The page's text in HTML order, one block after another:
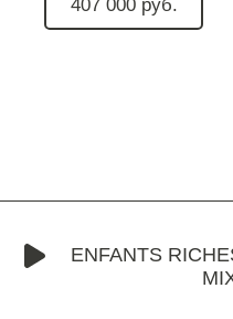
407 000 руб.
ENFANTS